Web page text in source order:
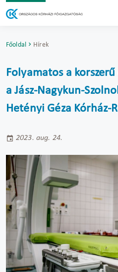
Főoldal Hírek
Folyamatos a korszerű
a Jász-Nagykun-
Hetényi Géza
2023. aug. 24.